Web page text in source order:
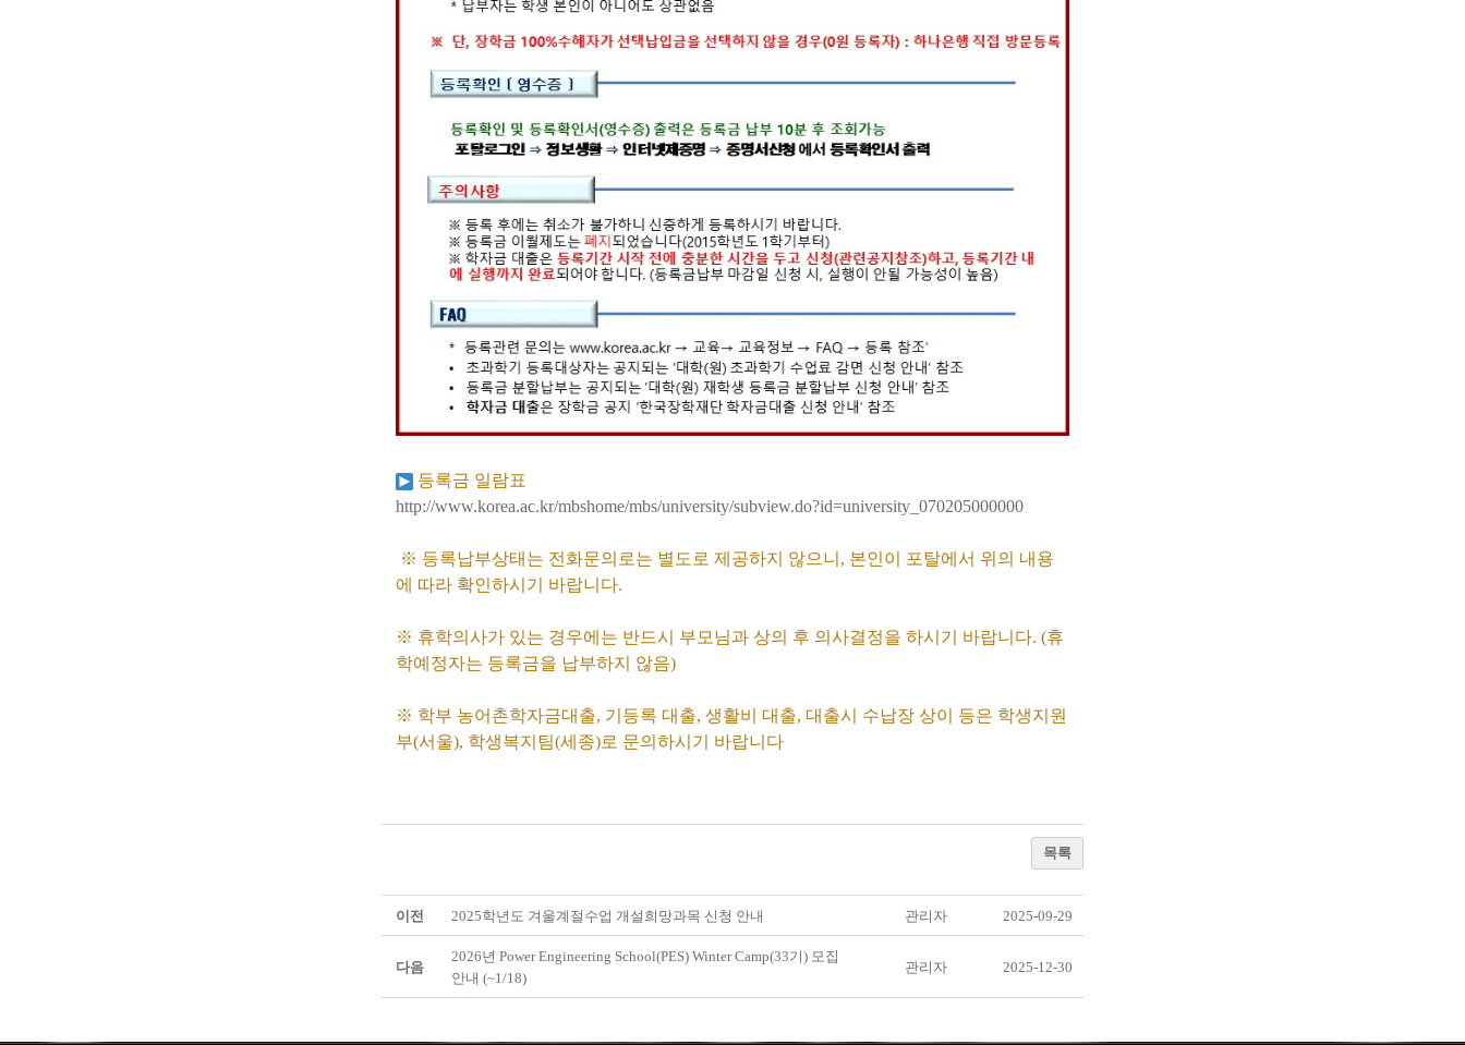
등록금 일람표
http://www.korea.ac.kr/mbshome/mbs/university/subview.do?id=university_070205000000
※ 등록납부상태는 전화문의로는 별도로 제공하지 않으니, 본인이 포탈에서 위의 내용
에 따라 확인하시기 바랍니다.
※ 휴학의사가 있는 경우에는 반드시 부모님과 상의 후 의사결정을 하시기 바랍니다. (휴
학예정자는 등록금을 납부하지 않음)
※ 학부 농어촌학자금대출, 기등록 대출, 생활비 대출, 대출시 수납장 상이 등은 학생지원
부(서울), 학생복지팀(세종)로 문의하시기 바랍니다
목록
이전 2025학년도 겨울계절수업 개설희망과목 신청 안내 관리자 2025-09-29
다음
2026년 Power Engineering School(PES) Winter Camp(33기) 모집
안내 (~1/18)
관리자 2025-12-30